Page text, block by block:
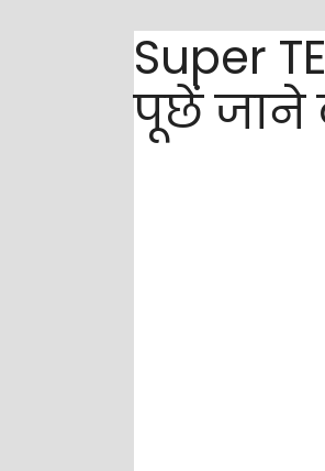
Super
पूछें जाने